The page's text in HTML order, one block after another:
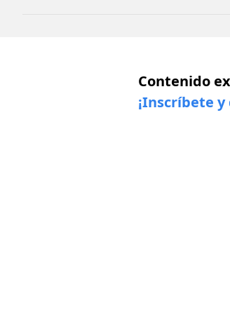
Contenido
¡Inscríbete